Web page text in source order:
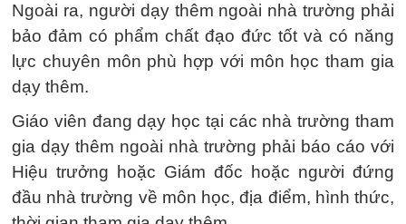
Ngoài ra, người dạy thêm ngoài nhà trường phải
bảo đảm có phẩm chất đạo đức tốt và có năng
lực chuyên môn phù hợp với môn học tham gia
dạy thêm.
Giáo viên đang dạy học tại các nhà trường tham
gia dạy thêm ngoài nhà trường phải báo cáo với
Hiệu trưởng hoặc Giám đốc hoặc người đứng
đầu nhà trường về môn học, địa điểm, hình thức,